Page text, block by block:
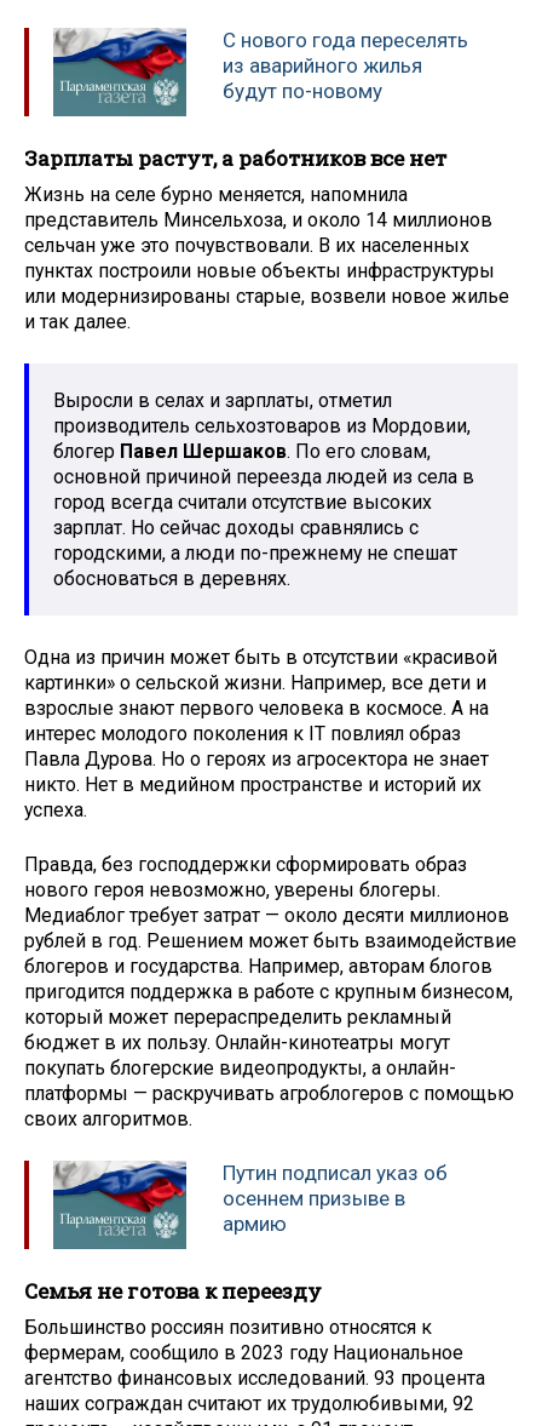
С нового года переселять
из аварийного жилья
будут по-новому
Зарплаты растут, а работников все нет
Жизнь на селе бурно меняется, напомнила
представитель Минсельхоза, и около 14 миллионов
сельчан уже это почувствовали. В их населенных
пунктах построили новые объекты инфраструктуры
или модернизированы старые, возвели новое жилье
и так далее.
Выросли в селах и зарплаты, отметил
производитель сельхозтоваров из Мордовии,
блогер Павел Шершаков. По его словам,
основной причиной переезда людей из села в
город всегда считали отсутствие высоких
зарплат. Но сейчас доходы сравнялись с
городскими, а люди по-прежнему не спешат
обосноваться в деревнях.
Одна из причин может быть в отсутствии «красивой
картинки» о сельской жизни. Например, все дети и
взрослые знают первого человека в космосе. А на
интерес молодого поколения к IT повлиял образ
Павла Дурова. Но о героях из агросектора не знает
никто. Нет в медийном пространстве и историй их
успеха.
Правда, без господдержки сформировать образ
нового героя невозможно, уверены блогеры.
Медиаблог требует затрат — около десяти миллионов
рублей в год. Решением может быть взаимодействие
блогеров и государства. Например, авторам блогов
пригодится поддержка в работе с крупным бизнесом,
который может перераспределить рекламный
бюджет в их пользу. Онлайн-кинотеатры могут
покупать блогерские видеопродукты, а онлайн-
платформы — раскручивать агроблогеров с помощью
своих алгоритмов.
Путин подписал указ об
осеннем призыве в
армию
Семья не готова к переезду
Большинство россиян позитивно относятся к
фермерам, сообщило в 2023 году Национальное
агентство финансовых исследований. 93 процента
наших сограждан считают их трудолюбивыми, 92